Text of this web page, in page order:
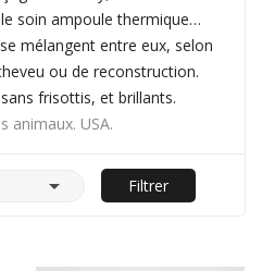
soin ampoule thermique…
mélangent entre eux, selon
ou de reconstruction.
frisottis, et brillants.
animaux. USA.
 Filtrer